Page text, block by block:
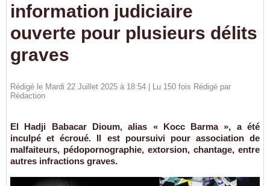
information judiciaire
ouverte pour plusieurs délits
graves
Rédigé le Mardi 22 Juillet 2025 à 18:54 | Lu 150 fois Rédigé par
Rédaction
El Hadji Babacar Dioum, alias « Kocc Barma », a été
inculpé et écroué. Il est poursuivi pour association de
malfaiteurs, pédopornographie, extorsion, chantage, entre
autres infractions graves.